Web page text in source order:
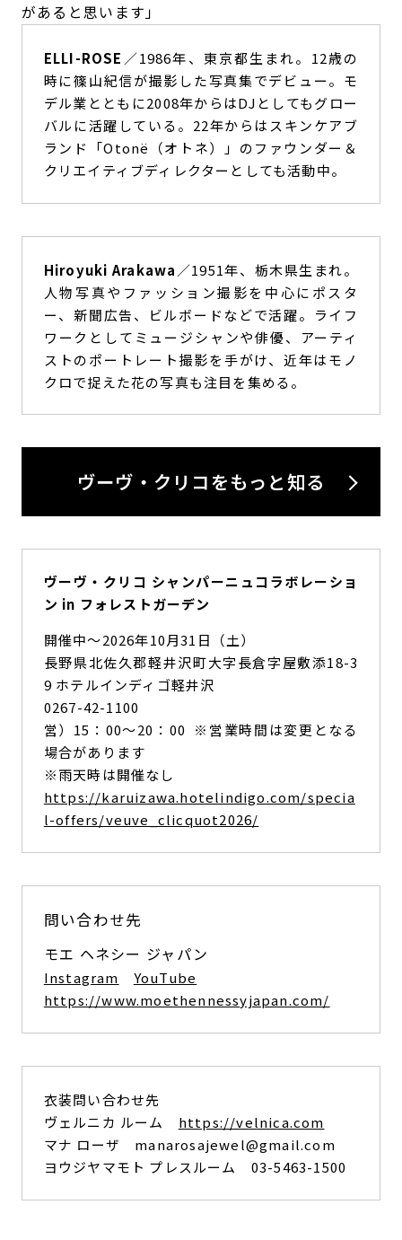
があると思います」
ELLI-ROSE ／1986年、東京都生まれ。12歳の
時に篠山紀信が撮影した写真集でデビュー。モ
デル業とともに2008年からはDJとしてもグロー
バルに活躍している。22年からはスキンケアブ
ランド「Otonë（オトネ）」のファウンダー＆
クリエイティブディレクターとしても活動中。
Hiroyuki Arakawa ／1951年、栃木県生まれ。
人物写真やファッション撮影を中心にポスタ
ー、新聞広告、ビルボードなどで活躍。ライフ
ワークとしてミュージシャンや俳優、アーティ
ストのポートレート撮影を手がけ、近年はモノ
クロで捉えた花の写真も注目を集める。
ヴーヴ・クリコをもっと知る
ヴーヴ・クリコ シャンパーニュコラボレーショ
ン in フォレストガーデン
開催中〜2026年10月31日（土）
長野県北佐久郡軽井沢町大字長倉字屋敷添18-3
9 ホテルインディゴ軽井沢
0267-42-1100
営）15：00～20：00 ※営業時間は変更となる
場合があります
※雨天時は開催なし
https://karuizawa.hotelindigo.com/specia
l-offers/veuve_clicquot2026/
問い合わせ先
モエ ヘネシー ジャパン
Instagram
YouTube
https://www.moethennessyjapan.com/
衣装問い合わせ先
ヴェルニカ ルーム https://velnica.com
マナ ローザ manarosajewel@gmail.com
ヨウジヤマモト プレスルーム 03-5463-1500